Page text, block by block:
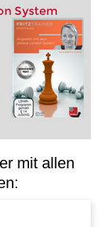
System
mit allen